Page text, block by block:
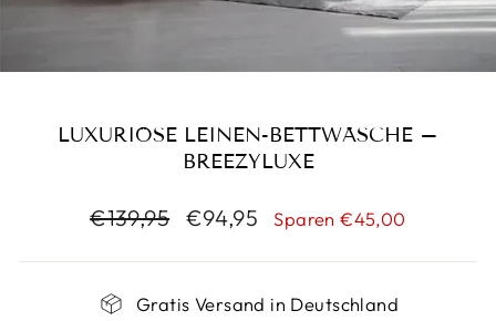
LUXURIÖSE LEINEN-BETTWÄSCHE –
BREEZYLUXE
Normaler
€139,95 Sonderpreis
€94,95 Sparen €45,00
Gratis Versand in Deutschland